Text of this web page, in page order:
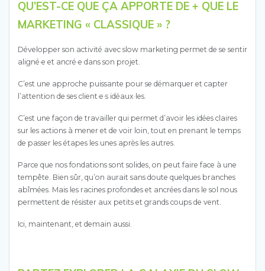
QU’EST-CE QUE ÇA APPORTE DE + QUE LE
MARKETING « CLASSIQUE » ?
Développer son activité avec slow marketing permet de se sentir
aligné·e et ancré·e dans son projet.
C’est une approche puissante pour se démarquer et capter
l’attention de ses client·e·s idéaux·les.
C’est une façon de travailler qui permet d’avoir les idées claires
sur les actions à mener et de voir loin, tout en prenant le temps
de passer les étapes les unes après les autres.
Parce que nos fondations sont solides, on peut faire face à une
tempête. Bien sûr, qu’on aurait sans doute quelques branches
abîmées. Mais les racines profondes et ancrées dans le sol nous
permettent de résister aux petits et grands coups de vent.
Ici, maintenant, et demain aussi.